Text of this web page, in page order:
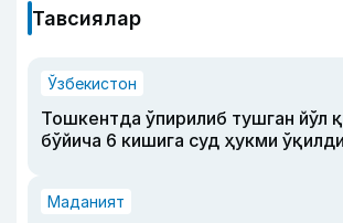
Тавсиялар
Ўзбекистон
Тошкентда ўпирилиб тушган йўл
бўйича 6 кишига суд ҳукми ўқилди
Маданият